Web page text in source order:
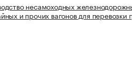
несамоходных
и прочих вагонов для перевозки